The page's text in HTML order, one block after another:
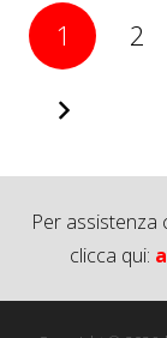
1 2
Per assistenza
clicca qui: